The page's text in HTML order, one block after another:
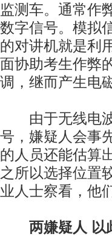
监测车。通常作
数字信号。模拟
的对讲机就是利
面协助考生作弊
调，继而产生电
由于无线电波
号，嫌疑人会事
的人员还能估算
之所以选择位置
业人士察看，他
两嫌疑人 以